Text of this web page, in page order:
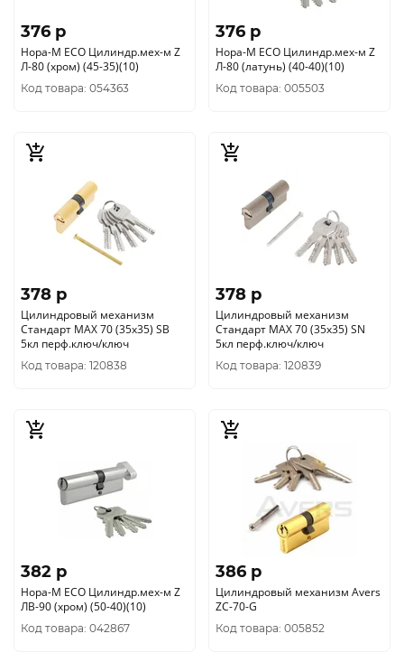
376 p
Нора-М ЕСО Цилиндр.мех-м Z
Л-80 (хром) (45-35)(10)
Код товара: 054363
376 p
Нора-М ЕСО Цилиндр.мех-м Z
Л-80 (латунь) (40-40)(10)
Код товара: 005503
378 p
Цилиндровый механизм
Стандарт MAX 70 (35х35) SB
5кл перф.ключ/ключ
Код товара: 120838
378 p
Цилиндровый механизм
Стандарт MAX 70 (35х35) SN
5кл перф.ключ/ключ
Код товара: 120839
382 p
Нора-М ЕСО Цилиндр.мех-м Z
ЛВ-90 (хром) (50-40)(10)
Код товара: 042867
386 p
Цилиндровый механизм Avers
ZC-70-G
Код товара: 005852